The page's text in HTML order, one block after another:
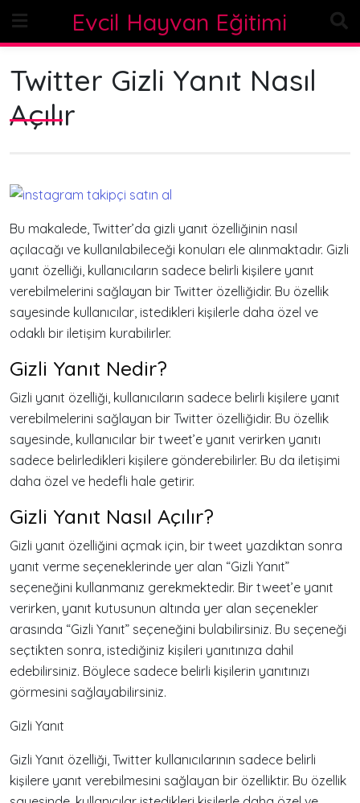
content
Evcil Hayvan Eğitimi
Twitter Gizli Yanıt Nasıl
Açılır
Bu makalede, Twitter’da gizli yanıt özelliğinin nasıl
açılacağı ve kullanılabileceği konuları ele alınmaktadır. Gizli
yanıt özelliği, kullanıcıların sadece belirli kişilere yanıt
verebilmelerini sağlayan bir Twitter özelliğidir. Bu özellik
sayesinde kullanıcılar, istedikleri kişilerle daha özel ve
odaklı bir iletişim kurabilirler.
Gizli Yanıt Nedir?
Gizli yanıt özelliği, kullanıcıların sadece belirli kişilere yanıt
verebilmelerini sağlayan bir Twitter özelliğidir. Bu özellik
sayesinde, kullanıcılar bir tweet’e yanıt verirken yanıtı
sadece belirledikleri kişilere gönderebilirler. Bu da iletişimi
daha özel ve hedefli hale getirir.
Gizli Yanıt Nasıl Açılır?
Gizli yanıt özelliğini açmak için, bir tweet yazdıktan sonra
yanıt verme seçeneklerinde yer alan “Gizli Yanıt”
seçeneğini kullanmanız gerekmektedir. Bir tweet’e yanıt
verirken, yanıt kutusunun altında yer alan seçenekler
arasında “Gizli Yanıt” seçeneğini bulabilirsiniz. Bu seçeneği
seçtikten sonra, istediğiniz kişileri yanıtınıza dahil
edebilirsiniz. Böylece sadece belirli kişilerin yanıtınızı
görmesini sağlayabilirsiniz.
Gizli Yanıt
Gizli Yanıt özelliği, Twitter kullanıcılarının sadece belirli
kişilere yanıt verebilmesini sağlayan bir özelliktir. Bu özellik